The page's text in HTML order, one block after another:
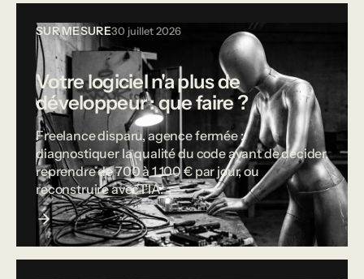
SUR MESURE30 juillet 2026
Votre logiciel n'a plus de
développeur : que faire ?
Freelance disparu, agence fermée :
diagnostiquer la qualité du code avant de décider,
reprendre de 700 à 1 100 € par jour, ou
reconstruire avec l'IA.